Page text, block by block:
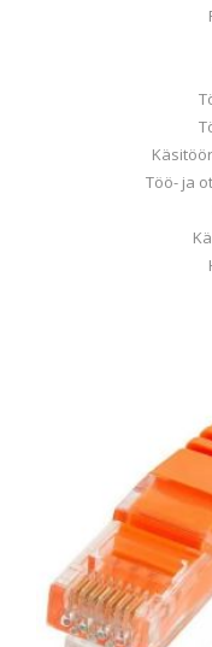
Töö- ja